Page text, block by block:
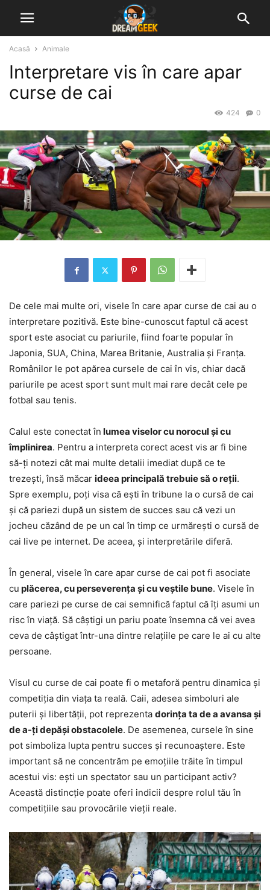
Acasă Animale
Interpretare vis în care apar
curse de cai
0
424
De cele mai multe ori, visele în care apar curse de cai au o
interpretare pozitivă. Este bine-cunoscut faptul că acest
sport este asociat cu pariurile, fiind foarte popular în
Japonia, SUA, China, Marea Britanie, Australia și Franța.
Românilor le pot apărea cursele de cai în vis, chiar dacă
pariurile pe acest sport sunt mult mai rare decât cele pe
fotbal sau tenis.
Calul este conectat în lumea viselor cu norocul și cu
împlinirea. Pentru a interpreta corect acest vis ar fi bine
să-ți notezi cât mai multe detalii imediat după ce te
trezești, însă măcar ideea principală trebuie să o reții.
Spre exemplu, poți visa că ești în tribune la o cursă de cai
și că pariezi după un sistem de succes sau că vezi un
jocheu căzând de pe un cal în timp ce urmărești o cursă de
cai live pe internet. De aceea, și interpretările diferă.
În general, visele în care apar curse de cai pot fi asociate
cu plăcerea, cu perseverența și cu veștile bune. Visele în
care pariezi pe curse de cai semnifică faptul că îți asumi un
risc în viață. Să câștigi un pariu poate însemna că vei avea
ceva de câștigat într-una dintre relațiile pe care le ai cu alte
persoane.
Visul cu curse de cai poate fi o metaforă pentru dinamica și
competiția din viața ta reală. Caii, adesea simboluri ale
puterii și libertății, pot reprezenta dorința ta de a avansa și
de a-ți depăși obstacolele. De asemenea, cursele în sine
pot simboliza lupta pentru succes și recunoaștere. Este
important să ne concentrăm pe emoțiile trăite în timpul
acestui vis: ești un spectator sau un participant activ?
Această distincție poate oferi indicii despre rolul tău în
competițiile sau provocările vieții reale.